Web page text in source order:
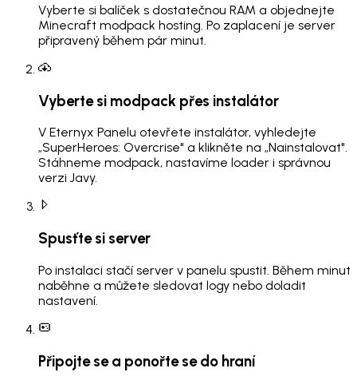
Vyberte si balíček s dostatečnou RAM a objednejte
Minecraft modpack hosting. Po zaplacení je server
připravený během pár minut.
Vyberte si modpack přes instalátor
V Eternyx Panelu otevřete instalátor, vyhledejte
„SuperHeroes: Overcrise" a klikněte na „Nainstalovat".
Stáhneme modpack, nastavíme loader i správnou
verzi Javy.
Spusťte si server
Po instalaci stačí server v panelu spustit. Během minut
naběhne a můžete sledovat logy nebo doladit
nastavení.
Připojte se a ponořte se do hraní